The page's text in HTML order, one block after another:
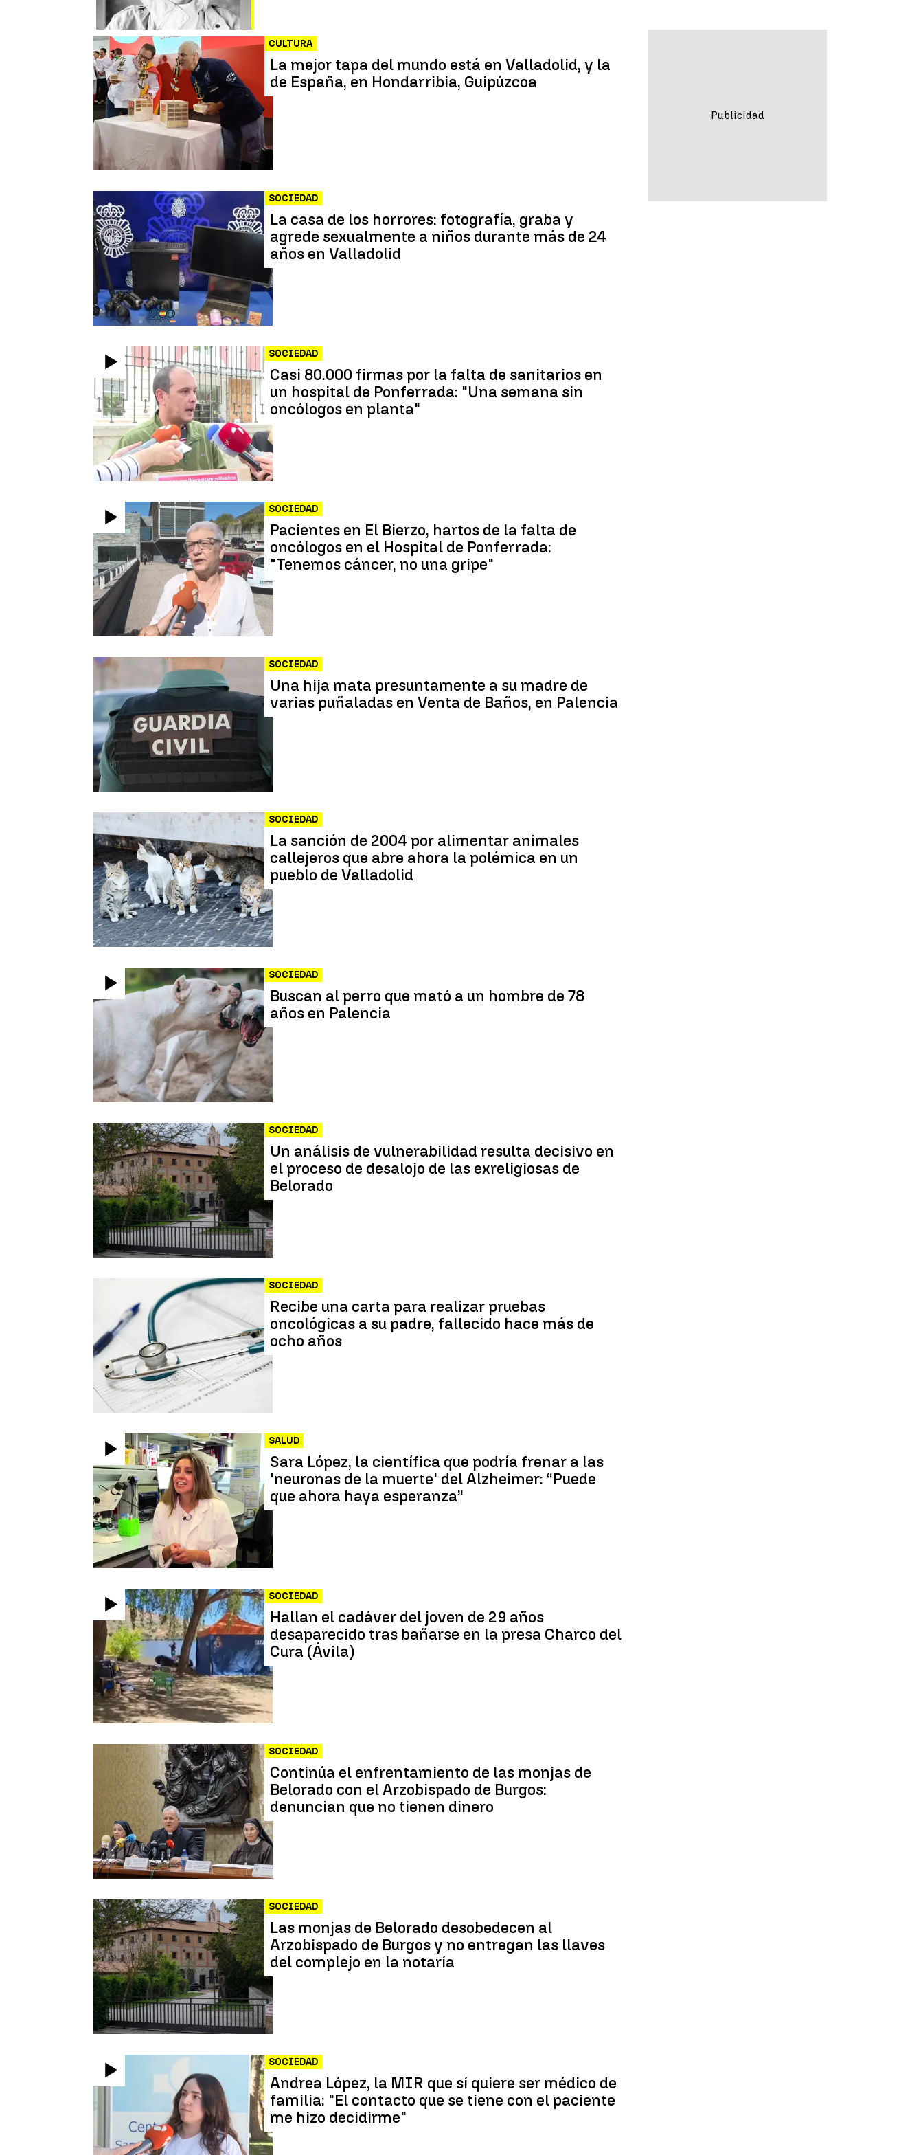
CULTURA
La mejor tapa del mundo está en Valladolid, y la
de España, en Hondarribia, Guipúzcoa
SOCIEDAD
La casa de los horrores: fotografía, graba y
agrede sexualmente a niños durante más de 24
años en Valladolid
SOCIEDAD
Casi 80.000 firmas por la falta de sanitarios en
un hospital de Ponferrada: "Una semana sin
oncólogos en planta"
SOCIEDAD
Pacientes en El Bierzo, hartos de la falta de
oncólogos en el Hospital de Ponferrada:
"Tenemos cáncer, no una gripe"
SOCIEDAD
Una hija mata presuntamente a su madre de
varias puñaladas en Venta de Baños, en Palencia
SOCIEDAD
La sanción de 2004 por alimentar animales
callejeros que abre ahora la polémica en un
pueblo de Valladolid
SOCIEDAD
Buscan al perro que mató a un hombre de 78
años en Palencia
SOCIEDAD
Un análisis de vulnerabilidad resulta decisivo en
el proceso de desalojo de las exreligiosas de
Belorado
SOCIEDAD
Recibe una carta para realizar pruebas
oncológicas a su padre, fallecido hace más de
ocho años
SALUD
Sara López, la científica que podría frenar a las
'neuronas de la muerte' del Alzheimer: “Puede
que ahora haya esperanza”
SOCIEDAD
Hallan el cadáver del joven de 29 años
desaparecido tras bañarse en la presa Charco del
Cura (Ávila)
SOCIEDAD
Continúa el enfrentamiento de las monjas de
Belorado con el Arzobispado de Burgos:
denuncian que no tienen dinero
SOCIEDAD
Las monjas de Belorado desobedecen al
Arzobispado de Burgos y no entregan las llaves
del complejo en la notaría
SOCIEDAD
Andrea López, la MIR que sí quiere ser médico de
familia: "El contacto que se tiene con el paciente
me hizo decidirme"